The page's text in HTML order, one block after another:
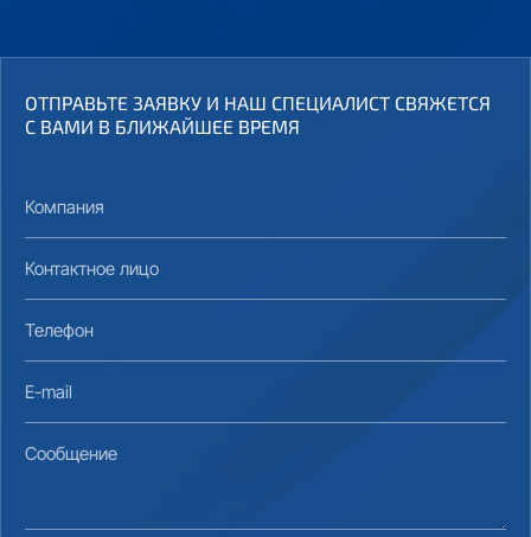
ОТПРАВЬТЕ ЗАЯВКУ И НАШ СПЕЦИАЛИСТ СВЯЖЕТСЯ
С ВАМИ В БЛИЖАЙШЕЕ ВРЕМЯ